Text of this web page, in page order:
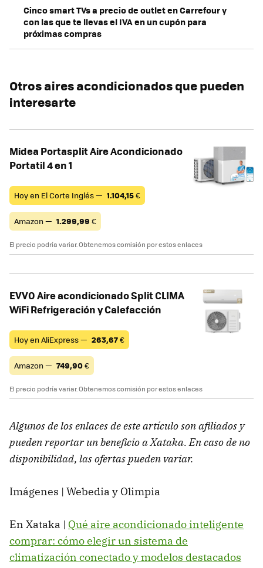
Cinco smart TVs a precio de outlet en Carrefour y
con las que te llevas el IVA en un cupón para
próximas compras
Otros aires acondicionados que pueden
interesarte
Midea Portasplit Aire Acondicionado
Portatil 4 en 1
Hoy en El Corte Inglés — 1.104,15€
Amazon — 1.299,99 €
El precio podría variar. Obtenemos comisión por estos enlaces
EVVO Aire acondicionado Split CLIMA
WiFi Refrigeración y Calefacción
Hoy en AliExpress — 263,67€
Amazon — 749,90€
El precio podría variar. Obtenemos comisión por estos enlaces
Algunos de los enlaces de este artículo son afiliados y
pueden reportar un beneficio a Xataka. En caso de no
disponibilidad, las ofertas pueden variar.
Imágenes | Webedia y Olimpia
En Xataka | Qué aire acondicionado inteligente
comprar: cómo elegir un sistema de
climatización conectado y modelos destacados